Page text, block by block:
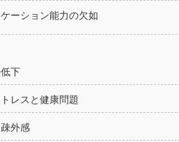
ーション能力の欠如
下
レスと健康問題
外感